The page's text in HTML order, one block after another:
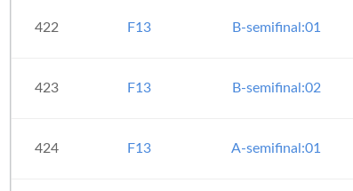
422 F13 B-semifinal:01
423 F13 B-semifinal:02
424 F13 A-semifinal:01